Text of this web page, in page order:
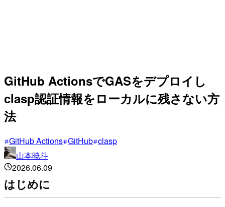
GitHub ActionsでGASをデプロイし
clasp認証情報をローカルに残さない方
法
GitHub Actions GitHub clasp
山本暁斗
2026.06.09
はじめに